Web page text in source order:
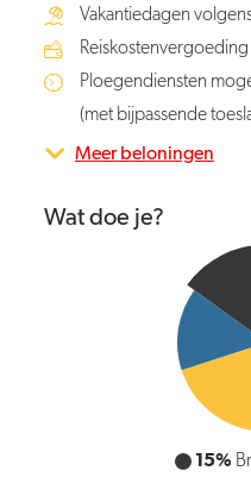
Vakantiedagen
Ploegendiensten
(met bijpassende
Meer beloningen
Wat doe je?
70%